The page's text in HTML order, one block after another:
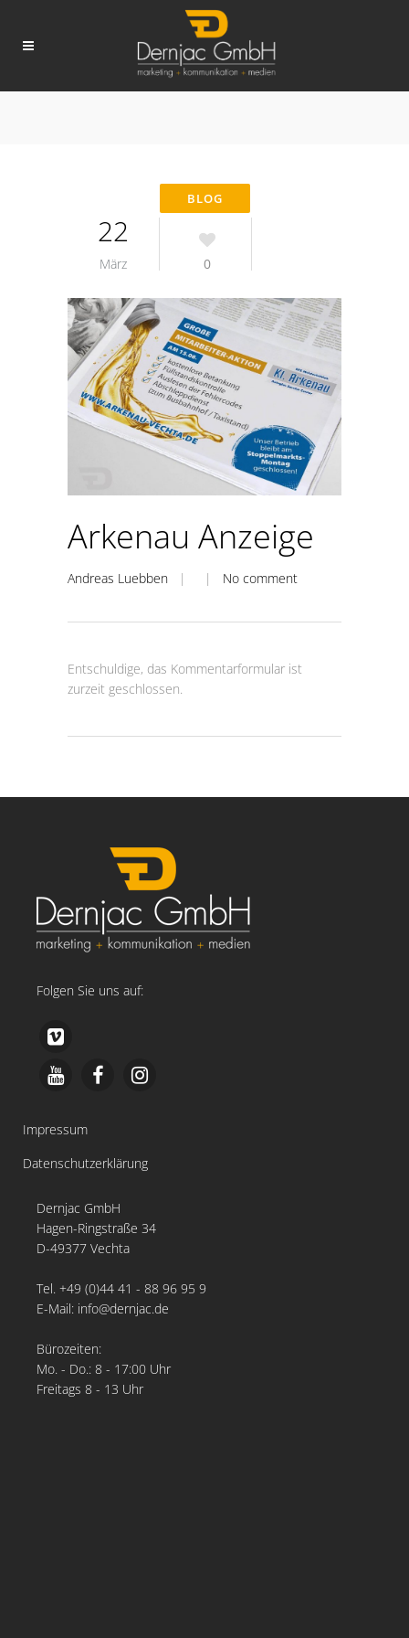
22
März 0
Arkenau Anzeige
Andreas Luebben | | No comment
Entschuldige, das Kommentarformular ist
zurzeit geschlossen.
Folgen Sie uns auf:
Impressum
Datenschutzerklärung
Dernjac GmbH
Hagen-Ringstraße 34
D-49377 Vechta
Tel. +49 (0)44 41 - 88 96 95 9
E-Mail: info@dernjac.de
Bürozeiten:
Mo. - Do.: 8 - 17:00 Uhr
Freitags 8 - 13 Uhr